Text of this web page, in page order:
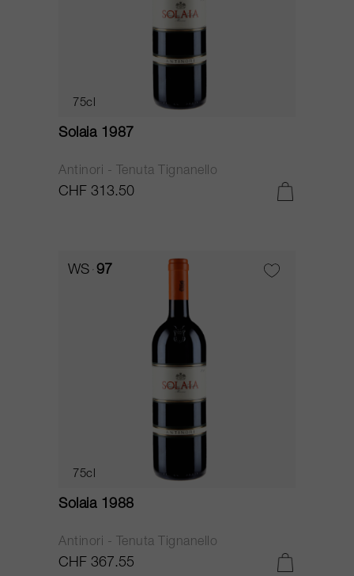
75cl
Solaia 1987
Antinori - Tenuta Tignanello
CHF 313.50
WS 97
75cl
Solaia 1988
Antinori - Tenuta Tignanello
CHF 367.55